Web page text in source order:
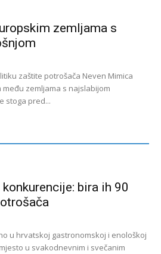
zemljama s
zaštite potrošača Neven Mimica
zemljama s najslabijom
stoga pred...
bira ih 90
u hrvatskoj gastronomskoj i enološkoj
u svakodnevnim i svečanim